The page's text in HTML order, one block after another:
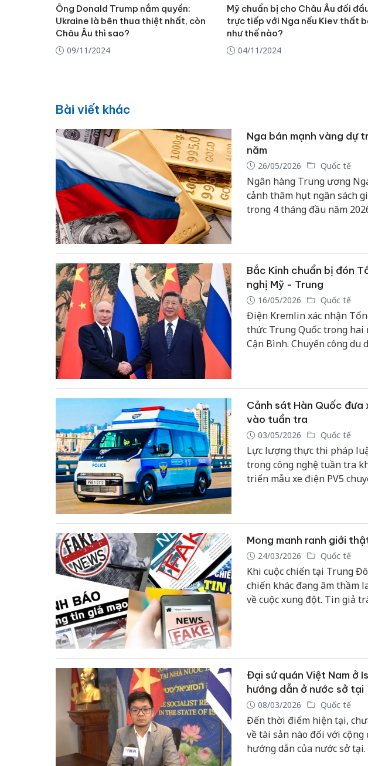
Ông Donald Trump nắm quyền:
Ukraine là bên thua thiệt nhất, còn
Châu Âu thì sao?
09/11/2024
Mỹ chuẩn bị cho Châu Âu đối
trực tiếp với Nga nếu Kiev thất
như thế nào?
04/11/2024
Bài viết khác
Nga bán mạnh vàng dự
năm
26/05/2026 Quốc tế
Ngân hàng Trung ương
cảnh thâm hụt ngân sách
trong 4 tháng đầu năm
Bắc Kinh chuẩn bị đón
nghị Mỹ - Trung
16/05/2026 Quốc tế
Điện Kremlin xác nhận
thức Trung Quốc trong hai
Cận Bình. Chuyến công
Cảnh sát Hàn Quốc đưa
vào tuần tra
03/05/2026 Quốc tế
Lực lượng thực thi pháp
trong công nghệ tuần tra
triển mẫu xe điện PV5
bị bay không người lái.
Mong manh ranh giới
24/03/2026 Quốc tế
Khi cuộc chiến tại Trung
chiến khác đang âm thầm
về cuộc xung đột. Tin giả
Đại sứ quán Việt Nam ở
hướng dẫn ở nước sở tại
08/03/2026 Quốc tế
Đến thời điểm hiện tại,
về tài sản nào đối với
hướng dẫn của nước sở tại.